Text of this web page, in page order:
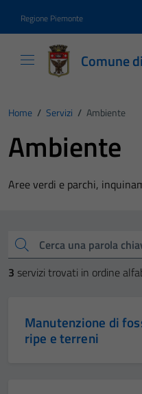
Regione Piemonte
Comune
Home / Servizi / Ambiente
Ambiente
Aree verdi e parchi,
Cerca una parola chiave
3 servizi trovati in ordine
Manutenzione di
ripe e terreni